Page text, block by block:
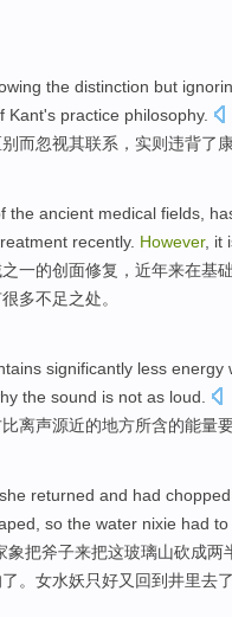
the distinction but
Kant's practice philosophy.
而忽视其联系 ， 实则违背了
the ancient medical fields ,
recently. However, it
之一的创面修复 ， 近年来在基础
多不足之处。
significantly less energy
the sound is not as loud
比离声源近的地方所含的能量
she returned and had chopped
so the water nixie had to
象把斧子来把这玻璃山砍成两
。女水妖只好又 回到井里去了